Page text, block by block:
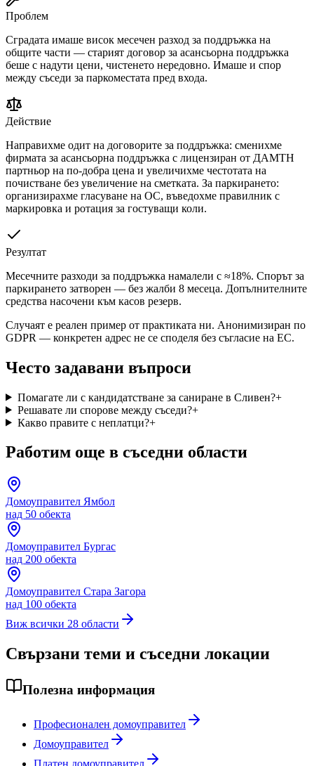
Проблем
Сградата имаше висок месечен разход за поддръжка на
общите части — старият договор за асансьорна поддръжка
беше с надути цени, чистенето нередовно. Имаше и спор
между съседи за паркоместата пред входа.
Действие
Направихме одит на договорите за поддръжка: сменихме
фирмата за асансьорна поддръжка с лицензиран от ДАМТН
партньор на по-добра цена и увеличихме честотата на
почистване без увеличение на сметката. За паркирането:
организирахме гласуване на ОС, въведохме правилник с
маркировка и ротация за гостуващи коли.
Резултат
Месечните разходи за поддръжка намалели с ≈18%. Спорът за
паркирането затворен — без жалби 8 месеца. Допълнителните
средства насочени към касов резерв.
Случаят е реален пример от практиката ни. Анонимизиран по
GDPR — конкретен адрес не се споделя без съгласие на ЕС.
Често задавани въпроси
Помагате ли с кандидатстване за саниране в Сливен?+
Решавате ли спорове между съседи?+
Какво правите с неплатци?+
Работим още в съседни области
Домоуправител Ямбол
над 50 обекта
Домоуправител Бургас
над 200 обекта
Домоуправител Стара Загора
над 100 обекта
Виж всички 28 области
Свързани теми и съседни локации
Полезна информация
Професионален домоуправител
Домоуправител
Платен домоуправител